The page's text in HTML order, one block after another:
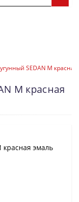
SEDAN M
M красная